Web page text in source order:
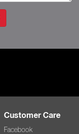
Customer Care
Facebook